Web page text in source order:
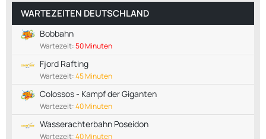
WARTEZEITEN DEUTSCHLAND
Bobbahn
Wartezeit:50 Minuten
Fjord Rafting
Wartezeit:45 Minuten
Colossos - Kampf der Giganten
Wartezeit:40 Minuten
Wasserachterbahn Poseidon
Wartezeit:40 Minuten